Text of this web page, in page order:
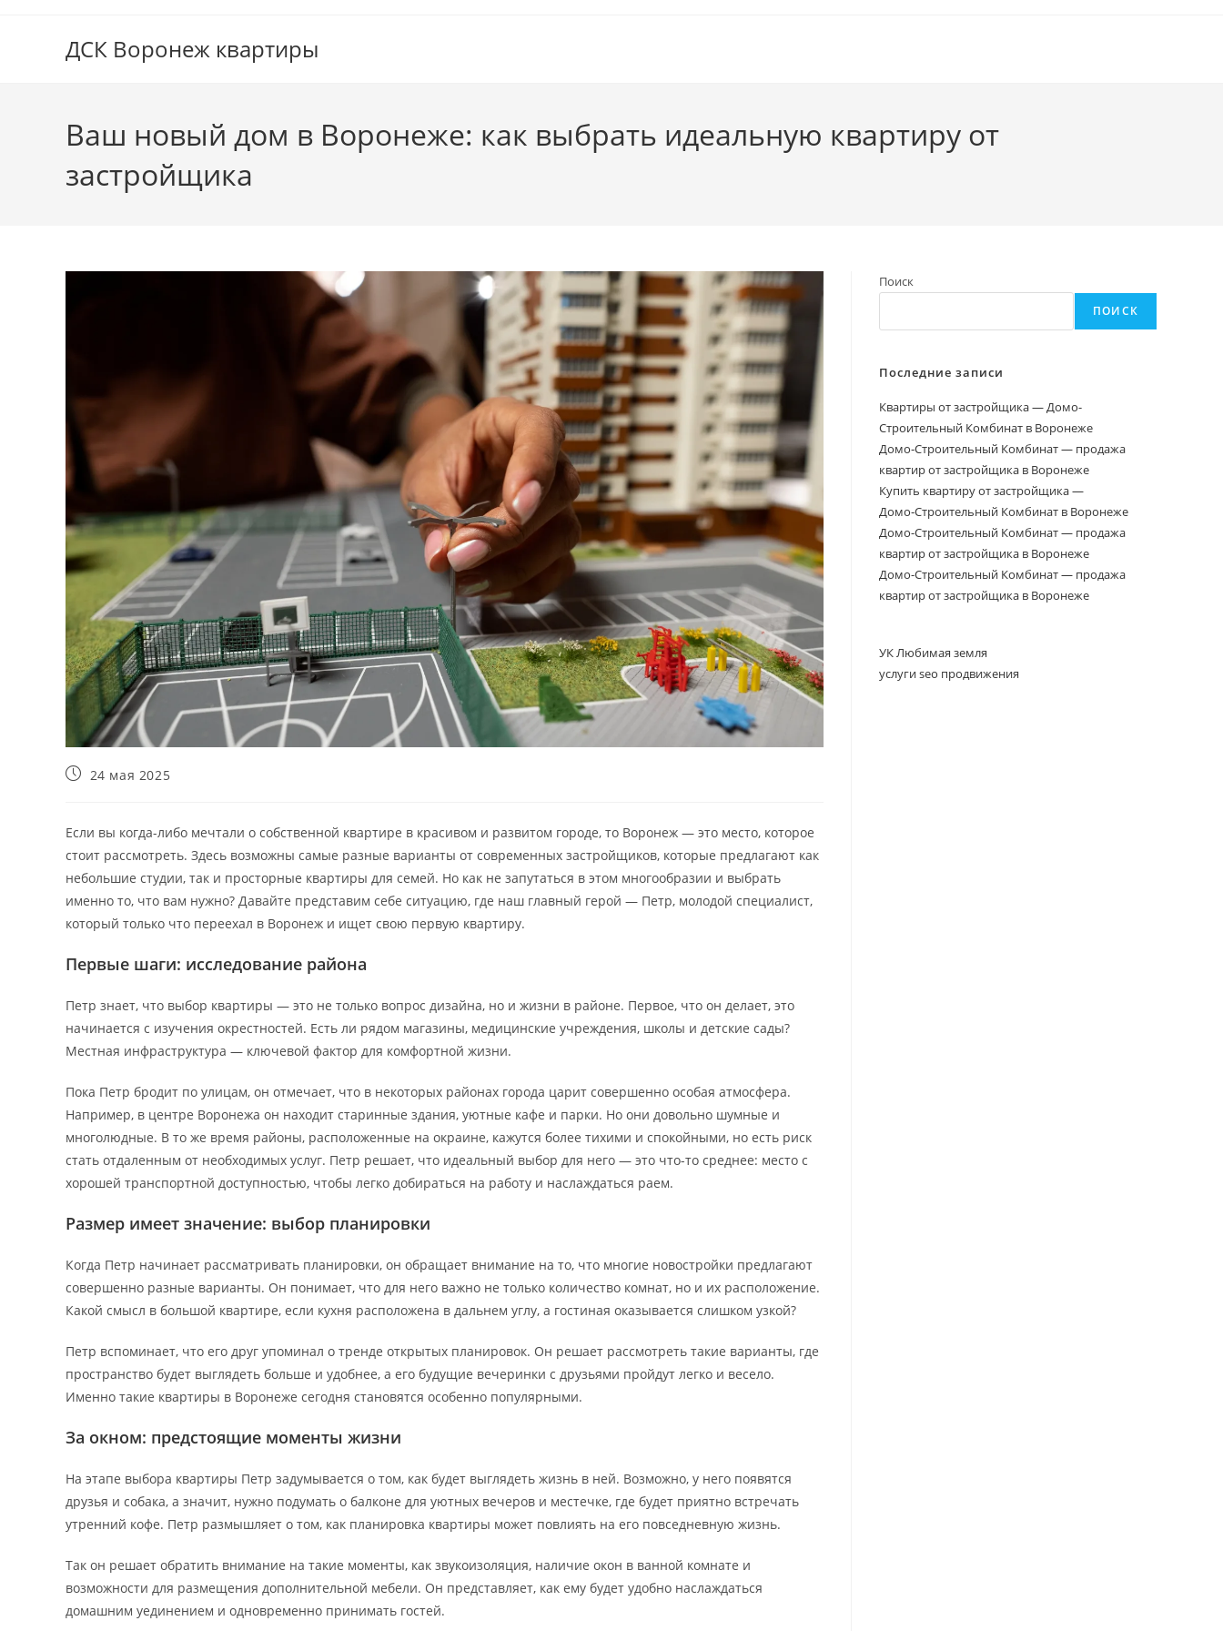
содержимомуДСК Воронеж квартиры
Ваш новый дом в Воронеже: как выбрать идеальную квартиру от
застройщика
Запись24 мая 2025
Если вы когда-либо мечтали о собственной квартире в красивом и развитом городе, то Воронеж — это место, которое
стоит рассмотреть. Здесь возможны самые разные варианты от современных застройщиков, которые предлагают как
небольшие студии, так и просторные квартиры для семей. Но как не запутаться в этом многообразии и выбрать
именно то, что вам нужно? Давайте представим себе ситуацию, где наш главный герой — Петр, молодой специалист,
который только что переехал в Воронеж и ищет свою первую квартиру.
Первые шаги: исследование района
Петр знает, что выбор квартиры — это не только вопрос дизайна, но и жизни в районе. Первое, что он делает, это
начинается с изучения окрестностей. Есть ли рядом магазины, медицинские учреждения, школы и детские сады?
Местная инфраструктура — ключевой фактор для комфортной жизни.
Пока Петр бродит по улицам, он отмечает, что в некоторых районах города царит совершенно особая атмосфера.
Например, в центре Воронежа он находит старинные здания, уютные кафе и парки. Но они довольно шумные и
многолюдные. В то же время районы, расположенные на окраине, кажутся более тихими и спокойными, но есть риск
стать отдаленным от необходимых услуг. Петр решает, что идеальный выбор для него — это что-то среднее: место с
хорошей транспортной доступностью, чтобы легко добираться на работу и наслаждаться раем.
Размер имеет значение: выбор планировки
Когда Петр начинает рассматривать планировки, он обращает внимание на то, что многие новостройки предлагают
совершенно разные варианты. Он понимает, что для него важно не только количество комнат, но и их расположение.
Какой смысл в большой квартире, если кухня расположена в дальнем углу, а гостиная оказывается слишком узкой?
Петр вспоминает, что его друг упоминал о тренде открытых планировок. Он решает рассмотреть такие варианты, где
пространство будет выглядеть больше и удобнее, а его будущие вечеринки с друзьями пройдут легко и весело.
Именно такие квартиры в Воронеже сегодня становятся особенно популярными.
За окном: предстоящие моменты жизни
На этапе выбора квартиры Петр задумывается о том, как будет выглядеть жизнь в ней. Возможно, у него появятся
друзья и собака, а значит, нужно подумать о балконе для уютных вечеров и местечке, где будет приятно встречать
утренний кофе. Петр размышляет о том, как планировка квартиры может повлиять на его повседневную жизнь.
Так он решает обратить внимание на такие моменты, как звукоизоляция, наличие окон в ванной комнате и
возможности для размещения дополнительной мебели. Он представляет, как ему будет удобно наслаждаться
домашним уединением и одновременно принимать гостей.
Поиск
ПОИСК
Последние записи
Квартиры от застройщика — Домо-
Строительный Комбинат в Воронеже
Домо‑Строительный Комбинат — продажа
квартир от застройщика в Воронеже
Купить квартиру от застройщика —
Домо‑Строительный Комбинат в Воронеже
Домо-Строительный Комбинат — продажа
квартир от застройщика в Воронеже
Домо-Строительный Комбинат — продажа
квартир от застройщика в Воронеже
УК Любимая земля
услуги seo продвижения